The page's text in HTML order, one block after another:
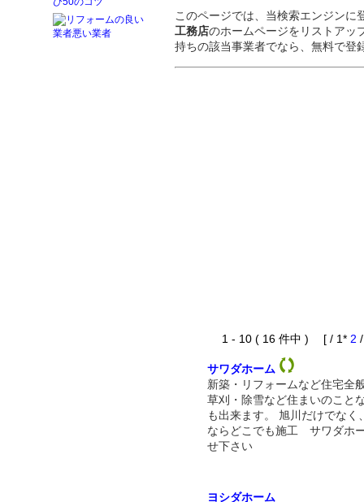
このページでは、当検索エンジンに
工務店のホームページをリストア
持ちの該当事業者でなら、無料で登
1 - 10 ( 16 件中 ) [ / 1* 2
サワダホーム
新築・リフォームなど住宅全
草刈・除雪など住まいのこと
も出来ます。 旭川だけでなく
ならどこでも施工 サワダホ
せ下さい
ヨシダホーム